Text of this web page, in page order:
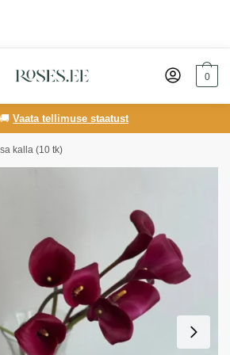
0
Vaata tellimuse staatust
kalla (10 tk)